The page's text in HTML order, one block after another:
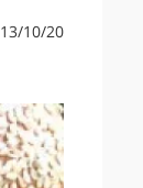
13/10/20 | כ"ה תשרי התשפ"א